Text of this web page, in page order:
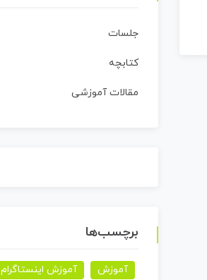
جلسات
کتابچه
مقالات آموزشی
برچسب‌ها
آموزش
آموزش اینستاگرام